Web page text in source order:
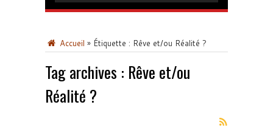
Accueil » Étiquette : Rêve et/ou Réalité ?
Tag archives : Rêve et/ou
Réalité ?